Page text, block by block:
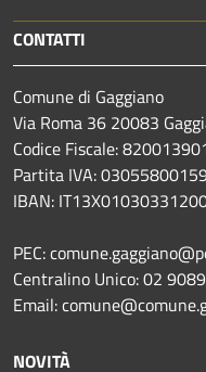
CONTATTI
Comune di Gaggiano
Via Roma 36 20083
Codice Fiscale:
Partita IVA: 03055800159
IBAN:
PEC:
Centralino Unico: 02
Email:
NOVITÀ